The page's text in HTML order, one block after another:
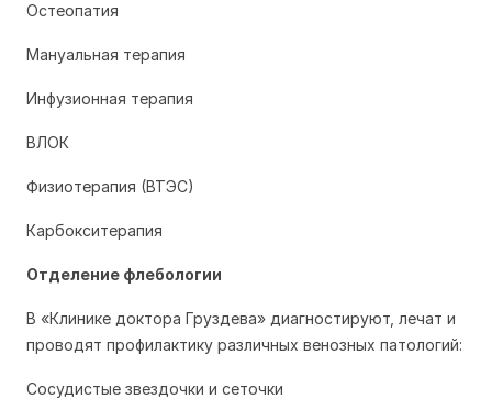
Остеопатия
Мануальная терапия
Инфузионная терапия
ВЛОК
Физиотерапия (ВТЭС)
Карбокситерапия
Отделение флебологии
В «Клинике доктора Груздева» диагностируют, лечат и
проводят профилактику различных венозных патологий:
Сосудистые звездочки и сеточки